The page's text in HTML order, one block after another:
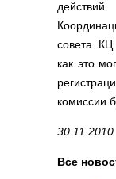
совета КЦ
как это
комиссии
30.11.2010
Все